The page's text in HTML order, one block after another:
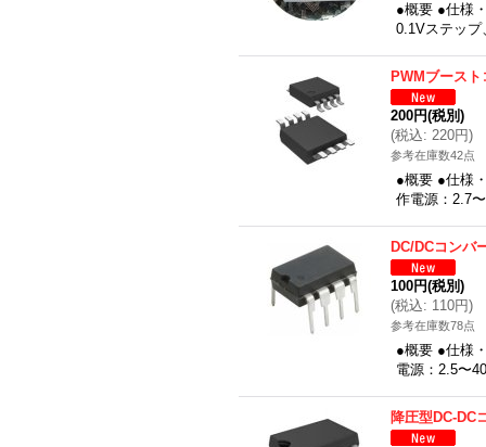
●概要 ●仕様
0.1Vステッ
PWMブース
200円(税別)
(税込: 220円)
参考在庫数42点
●概要 ●仕様
作電源：2.7
DC/DCコンバ
100円(税別)
(税込: 110円)
参考在庫数78点
●概要 ●仕様
電源：2.5〜
降圧型DC-DC